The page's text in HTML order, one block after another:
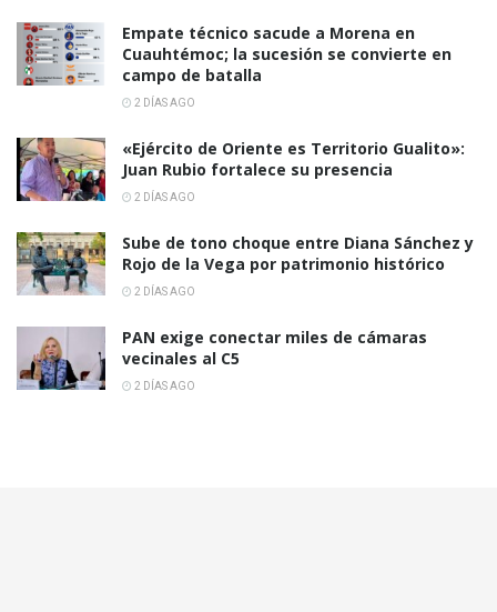
Empate técnico sacude a Morena en
Cuauhtémoc; la sucesión se convierte en
campo de batalla
2 DÍAS AGO
«Ejército de Oriente es Territorio Gualito»:
Juan Rubio fortalece su presencia
2 DÍAS AGO
Sube de tono choque entre Diana Sánchez y
Rojo de la Vega por patrimonio histórico
2 DÍAS AGO
PAN exige conectar miles de cámaras
vecinales al C5
2 DÍAS AGO